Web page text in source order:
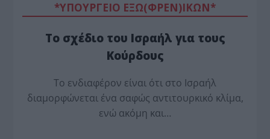
*ΥΠΟΥΡΓΕΙΟ ΕΞΩ(ΦΡΕΝ)ΙΚΩΝ*
Το σχέδιο του Ισραήλ για τους
Κούρδους
Το ενδιαφέρον είναι ότι στο Ισραήλ
διαμορφώνεται ένα σαφώς αντιτουρκικό κλίμα,
ενώ ακόμη και…